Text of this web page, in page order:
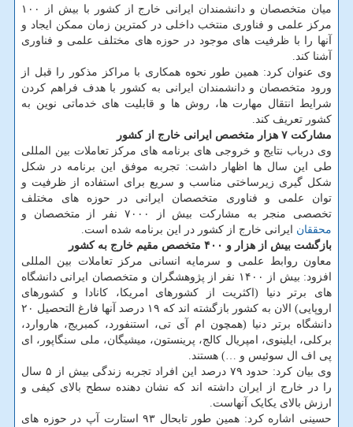
میان متخصصان و دانشمندان ایرانی خارج از کشور با بیش از ۱۰۰
مرکز علمی و فناوری منتخب داخلی در کمترین زمان ممکن ایجاد و
آنها را با ظرفیت های موجود در حوزه های مختلف علمی و فناوری
آشنا کند.
وی عنوان کرد: همین طور نحوه همکاری با مراکز مذکور را قبل از
ورود متخصصان و دانشمندان ایرانی به کشور با هدف فراهم کردن
شرایط انتقال مهارت ها، روش ها و قابلیت های خدماتی نوین به
کشور تعریف کند.
مشارکت ۷ هزار متخصص ایرانی خارج از کشور
وی درباب نتایج و خروجی های برنامه های مرکز تعاملات بین المللی
طی این سال ها اظهار داشت: تجربه موفق این برنامه در شکل‏
شکل گیری زیرساختی مناسب و سریع برای استفاده از ظرفیت و
توان علمی و فناوری متخصصان ایرانی در حوزه های مختلف
تخصصی منجر به مشارکت بیش از ۷۰۰۰ نفر از متخصصان و
محققان ایرانی خارج از کشور در این برنامه شده است.
بازگشت بیش از هزار و ۴۰۰ متخصص مقیم خارج به کشور
معاون روابط علمی و سرمایه انسانی مرکز تعاملات بین المللی
افزود: بیش از ۱۴۰۰ نفر از پژوهشگران و متخصصان ایرانی دانشگاه
های برتر دنیا (اکثریت از کشورهای امریکا، کانادا و کشورهای
اروپایی) الان به کشور بازگشته اند که ۱۹ درصد آنها فارغ التحصیل ۲۰
دانشگاه برتر دنیا (همچون ام آی تی، استنفورد، کمبریج، هاروارد،
برکلی، ایلینوی، امپریال کالج، پرینستون، میشیگان، ملی سنگاپور، ای
پی اف ال سوئیس و …) هستند.
وی بیان کرد: حدود ۷۹ درصد این افراد تجربه زندگی بیش از ۵ سال
را در خارج از ایران داشته اند که نشان دهنده سطح بالای کیفی و
ارزش بالای یکایک آنهاست.
حسینی اشاره کرد: همین طور تابحال ۹۳ استارت آپ در حوزه های